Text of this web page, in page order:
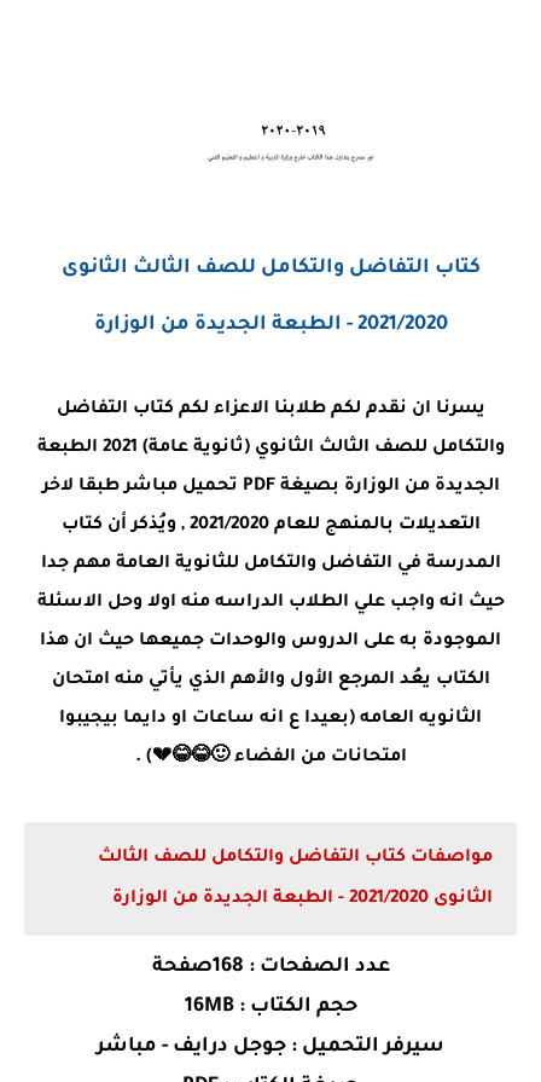
كتاب التفاضل والتكامل للصف الثالث الثانوى
2021/2020 - الطبعة الجديدة من الوزارة
يسرنا ان نقدم لكم طلابنا الاعزاء لكم كتاب التفاضل
والتكامل للصف الثالث الثانوي (ثانوية عامة) 2021 الطبعة
الجديدة من الوزارة بصيغة PDF تحميل مباشر طبقا لاخر
التعديلات بالمنهج للعام 2021/2020 , ويُذكر أن كتاب
المدرسة في التفاضل والتكامل للثانوية العامة مهم جدا
حيث انه واجب علي الطلاب الدراسه منه اولا وحل الاسئلة
الموجودة به على الدروس والوحدات جميعها حيث ان هذا
الكتاب يعُد المرجع الأول والأهم الذي يأتي منه امتحان
الثانويه العامه (بعيدا ع انه ساعات او دايما بيجيبوا
امتحانات من الفضاء 🙂😂😂💔) .
مواصفات كتاب التفاضل والتكامل للصف الثالث
الثانوى 2021/2020 - الطبعة الجديدة من الوزارة
عدد الصفحات : 168صفحة
حجم الكتاب :16MB
سيرفر التحميل : جوجل درايف - مباشر